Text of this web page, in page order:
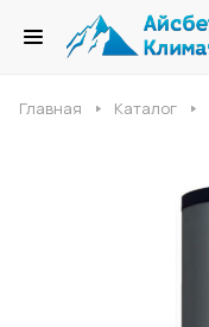
Главная Каталог